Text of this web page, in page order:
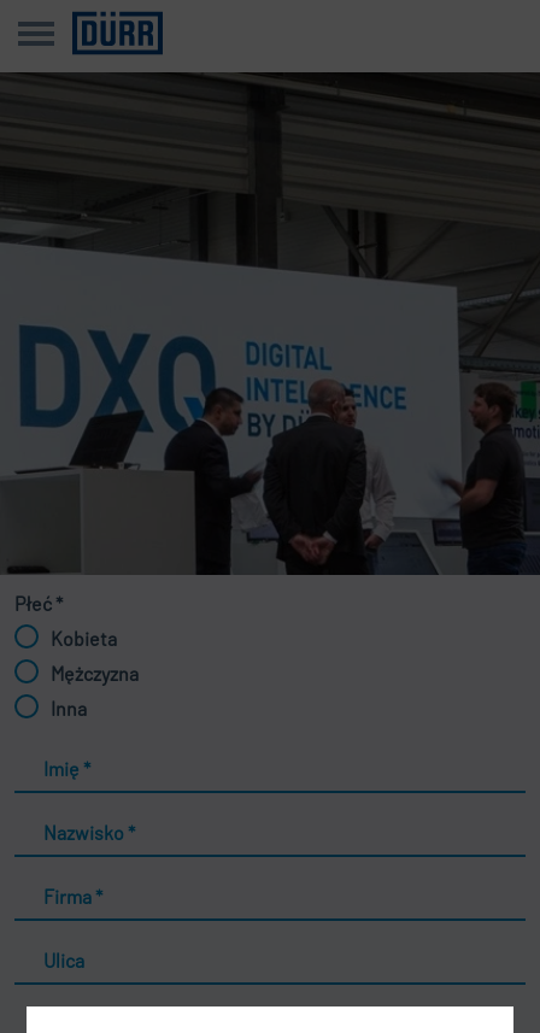
Płeć *
Kobieta
Mężczyzna
Inna
Imię *
Nazwisko*
Firma*
Ulica